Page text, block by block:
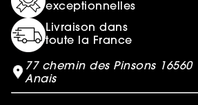
exceptionnelles
Livraison dans
toute la France
77 chemin des Pinsons 16560
Anais